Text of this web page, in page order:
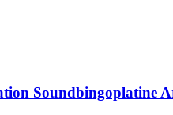
Soundbingoplatine